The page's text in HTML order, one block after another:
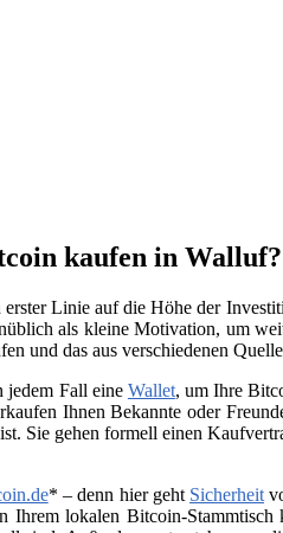
kaufen in Walluf?
Linie auf die Höhe der
als kleine Motivation, um
und das aus verschiedenen
jedem Fall eine Wallet, um Ihre
Ihnen Bekannte oder
Sie gehen formell einen
* – denn hier geht Sicherheit
lokalen Bitcoin-